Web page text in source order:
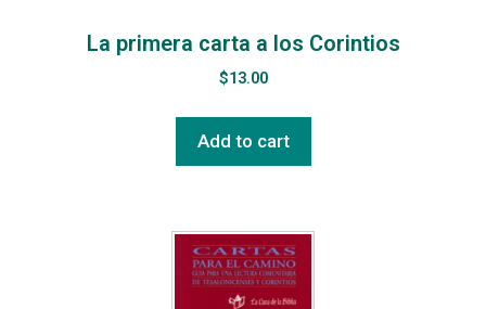
La primera carta a los Corintios
$13.00
Add to cart